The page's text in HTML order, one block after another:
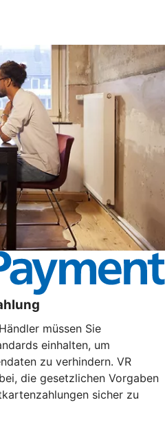
müssen Sie
einhalten, um
zu verhindern. VR
die gesetzlichen Vorgaben
sicher zu